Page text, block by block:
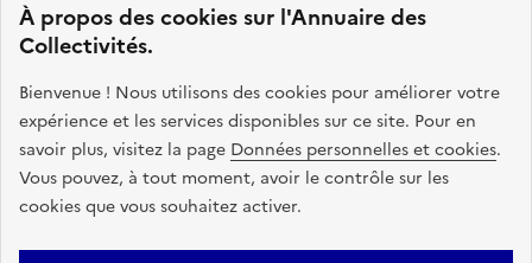
À propos des cookies sur l'Annuaire des
Collectivités.
Bienvenue ! Nous utilisons des cookies pour améliorer votre
expérience et les services disponibles sur ce site. Pour en
savoir plus, visitez la page Données personnelles et cookies.
Vous pouvez, à tout moment, avoir le contrôle sur les
cookies que vous souhaitez activer.
Cohésion des Territoires
. Le code source de ce site web
est disponible en licence libre. Le design de ce site est conçu
avec le système de design de l’État.
legifrance.gouv.fr
info.gouv.fr
service-public.gouv.fr
data.gouv.fr
Plan du site Accessibilite : non conforme Mentions légales